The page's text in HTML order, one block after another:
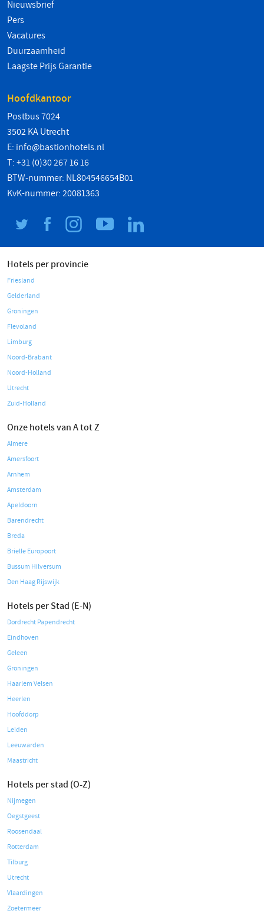
Nieuwsbrief
Pers
Vacatures
Duurzaamheid
Laagste Prijs Garantie
Hoofdkantoor
Postbus 7024
3502 KA Utrecht
E: info@bastionhotels.nl
T: +31 (0)30 267 16 16
BTW-nummer: NL804546654B01
KvK-nummer: 20081363
Hotels per provincie
Friesland
Gelderland
Groningen
Flevoland
Limburg
Noord-Brabant
Noord-Holland
Utrecht
Zuid-Holland
Onze hotels van A tot Z
Almere
Amersfoort
Arnhem
Amsterdam
Apeldoorn
Barendrecht
Breda
Brielle Europoort
Bussum Hilversum
Den Haag Rijswijk
Hotels per Stad (E-N)
Dordrecht Papendrecht
Eindhoven
Geleen
Groningen
Haarlem Velsen
Heerlen
Hoofddorp
Leiden
Leeuwarden
Maastricht
Hotels per stad (O-Z)
Nijmegen
Oegstgeest
Roosendaal
Rotterdam
Tilburg
Utrecht
Vlaardingen
Zoetermeer